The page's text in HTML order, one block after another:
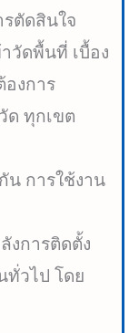
ตัดสินใจ
วัดพื้นที่ เบื้อง
งการ
ด ทุกเขต
การใช้งาน
งการติดตั้ง
ทั่วไป โดย